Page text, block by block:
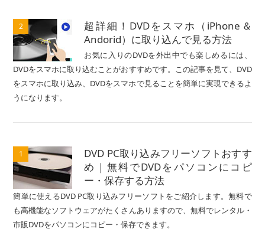
2
超詳細！DVDをスマホ（iPhone＆
Andorid）に取り込んで見る方法
お気に入りのDVDを外出中でも楽しめるには、
DVDをスマホに取り込むことがおすすめです。この記事を見て、DVD
をスマホに取り込み、DVDをスマホで見ることを簡単に実現できるよ
うになります。
1
DVD PC取り込みフリーソフトおすす
め｜無料でDVDをパソコンにコピ
ー・保存する方法
簡単に使えるDVD PC取り込みフリーソフトをご紹介します。無料で
も高機能なソフトウェアがたくさんありますので、無料でレンタル・
市販DVDをパソコンにコピー・保存できます。